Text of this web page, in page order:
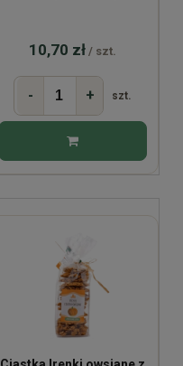
10,70 zł / szt.
- + szt.